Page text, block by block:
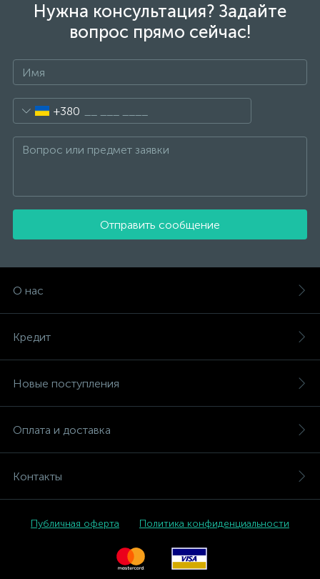
Нужна консультация? Задайте
вопрос прямо сейчас!
+380
Отправить сообщение
О нас
Кредит
Новые поступления
Оплата и доставка
Контакты
Публичная оферта Политика конфиденциальности